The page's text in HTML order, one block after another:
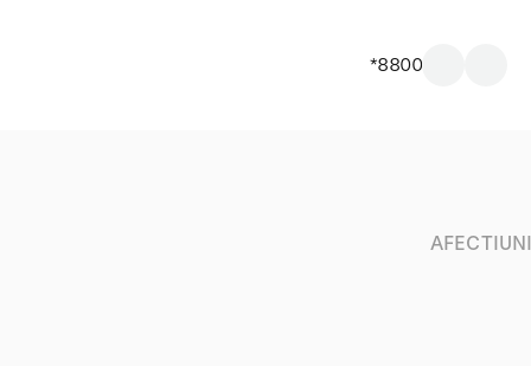
*8800